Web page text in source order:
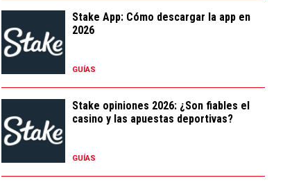
Stake App: Cómo descargar la app en
2026
GUÍAS
Stake opiniones 2026: ¿Son fiables el
casino y las apuestas deportivas?
GUÍAS